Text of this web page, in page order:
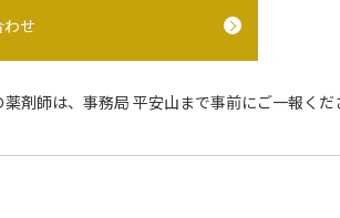
わせ
剤師は、事務局 平安山まで事前にご一報くだ